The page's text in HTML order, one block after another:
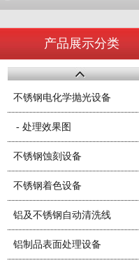
产品展示分类
不锈钢电化学抛光设备
- 处理效果图
不锈钢蚀刻设备
不锈钢着色设备
铝及不锈钢自动清洗线
铝制品表面处理设备